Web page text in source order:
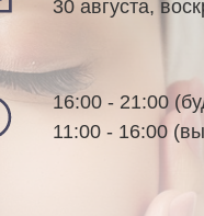
30 августа,
16:00 - 21:00
11:00 - 16:00